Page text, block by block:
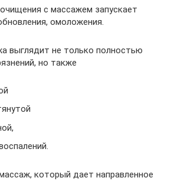
с массажем запускает
омоложения.
выглядит не только полностью
но также
который дает направленное